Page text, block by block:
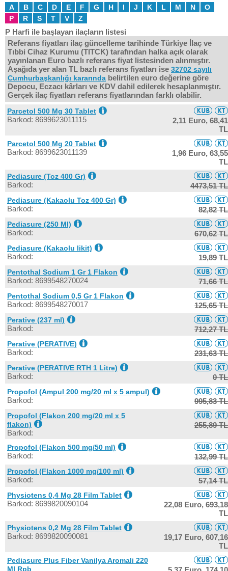
A B C D E F G H I J K L M N
O
P
R S T V Z
P Harfi ile başlayan ilaçların listesi
Referans fiyatları ilaç güncelleme tarihinde Türkiye İlaç ve
Tıbbi Cihaz Kurumu (TITCK) tarafından halka açık olarak
yayınlanan Euro bazlı referans fiyat listesinden alınmıştır.
Aşağıda yer alan TL bazlı referans fiyatları ise 32702 sayılı
Cumhurbaşkanlığı kararında belirtilen euro değerine göre
Depocu, Eczacı kârları ve KDV dahil edilerek hesaplanmıştır.
Gerçek ilaç fiyatları referans fiyatlarından farklı olabilir.
Parcetol 500 Mg 30 Tablet
Barkod: 8699623011115 2,11 Euro, 68,41
TL
Parcetol 500 Mg 20 Tablet
Barkod: 8699623011139 1,96 Euro, 63,55
TL
Pediasure (Toz 400 Gr)
Barkod: 4473,51 TL
Pediasure (Kakaolu Toz 400 Gr)
Barkod: 82,82 TL
Pediasure (250 Ml)
Barkod: 670,62 TL
Pediasure (Kakaolu likit)
Barkod: 19,89 TL
Pentothal Sodium 1 Gr 1 Flakon
Barkod: 8699548270024 71,66 TL
Pentothal Sodium 0,5 Gr 1 Flakon
Barkod: 8699548270017 125,65 TL
Perative (237 ml)
Barkod: 712,27 TL
Perative (PERATIVE)
Barkod: 231,63 TL
Perative (PERATIVE RTH 1 Litre)
Barkod: 0 TL
Propofol (Ampul 200 mg/20 ml x 5 ampul)
Barkod: 995,83 TL
Propofol (Flakon 200 mg/20 ml x 5
flakon)
Barkod:
255,89 TL
Propofol (Flakon 500 mg/50 ml)
Barkod: 132,99 TL
Propofol (Flakon 1000 mg/100 ml)
Barkod: 57,14 TL
Physiotens 0,4 Mg 28 Film Tablet
Barkod: 8699820090104 22,08 Euro, 693,18
TL
Physiotens 0,2 Mg 28 Film Tablet
Barkod: 8699820090081 19,17 Euro, 607,16
TL
Pediasure Plus Fiber Vanilya Aromali 220
Ml Rpb